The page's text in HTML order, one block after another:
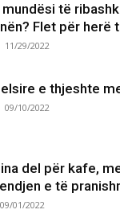
mundësi të
Flet për herë
11/29/2022
e thjeshte
09/10/2022
del për kafe,
e të
01/2022